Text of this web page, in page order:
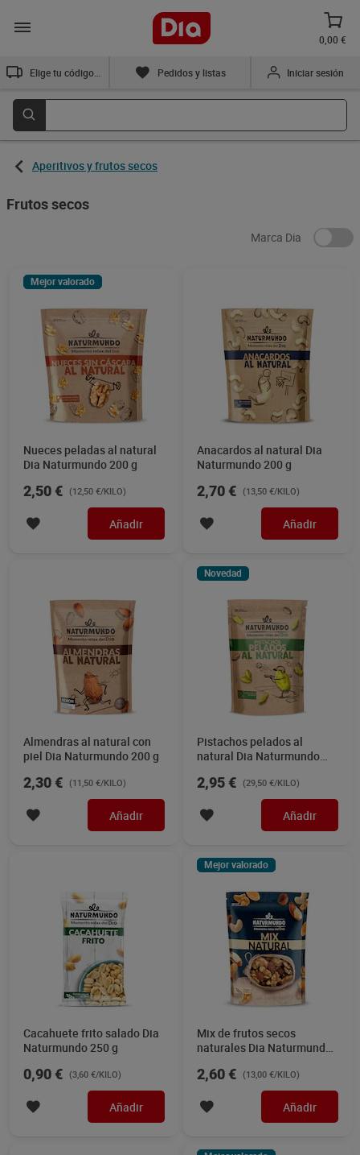
0,00 €
Pedidos y listas Iniciar sesión
Aperitivos y frutos secos
Frutos secos
Marca Dia
Mejor valorado
Nueces peladas al natural
Dia Naturmundo 200 g
2,50 € (12,50 €/KILO)
Añadir
Anacardos al natural Dia
Naturmundo 200 g
2,70 € (13,50 €/KILO)
Añadir
Almendras al natural con
piel Dia Naturmundo 200 g
2,30 € (11,50 €/KILO)
Añadir
Novedad
Pistachos pelados al
natural Dia Naturmundo
2,95 € (29,50 €/KILO)
Añadir
Cacahuete frito salado Dia
Naturmundo 250 g
0,90 € (3,60 €/KILO)
Añadir
Mejor valorado
Mix de frutos secos
naturales Dia Naturmundo
2,60 € (13,00 €/KILO)
Añadir